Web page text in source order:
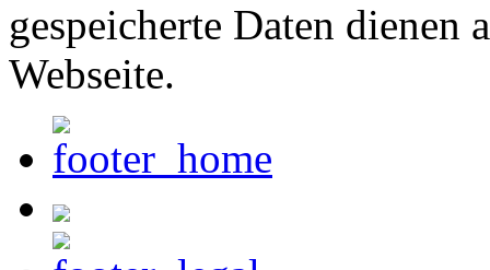
gespeicherte Daten
Webseite.